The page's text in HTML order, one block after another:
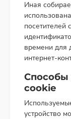
Иная
посетителей
времени для
интернет-
Способы
cookie
устройство